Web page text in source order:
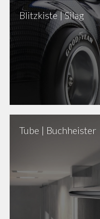
Blitzkiste | Silag
Tube | Buchheister